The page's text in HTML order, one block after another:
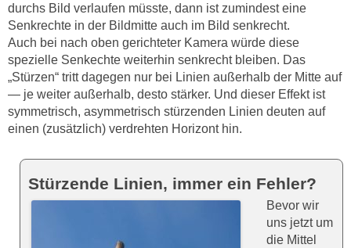
durchs Bild verlaufen müsste, dann ist zumindest eine
Senkrechte in der Bildmitte auch im Bild senkrecht.
Auch bei nach oben gerichteter Kamera würde diese
spezielle Senkechte weiterhin senkrecht bleiben. Das
„Stürzen“ tritt dagegen nur bei Linien außerhalb der Mitte auf
— je weiter außerhalb, desto stärker. Und dieser Effekt ist
symmetrisch, asymmetrisch stürzenden Linien deuten auf
einen (zusätzlich) verdrehten Horizont hin.
Stürzende Linien, immer ein Fehler?
Bevor wir
uns jetzt um
die Mittel